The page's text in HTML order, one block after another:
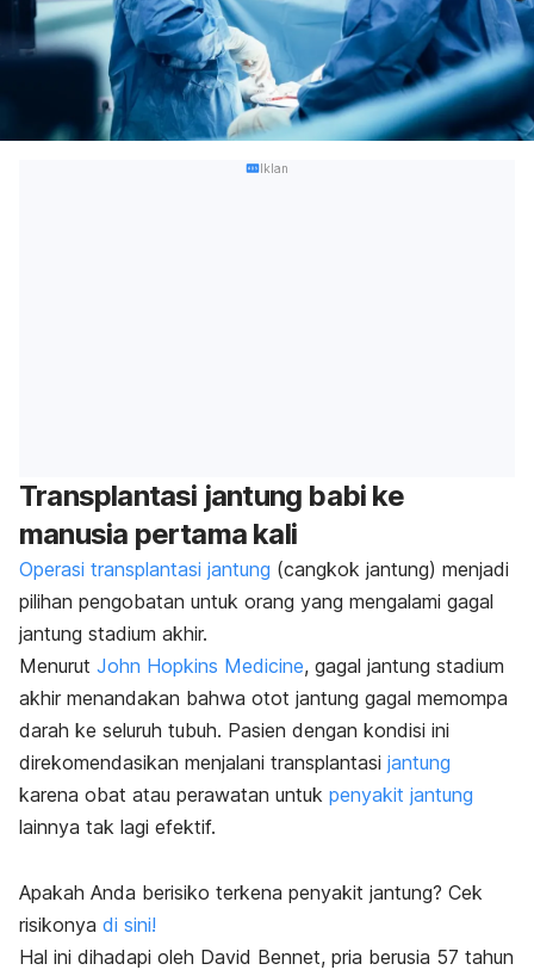
Iklan
Transplantasi jantung babi ke
manusia pertama kali
Operasi transplantasi jantung (cangkok jantung) menjadi
pilihan pengobatan untuk orang yang mengalami gagal
jantung stadium akhir.
Menurut John Hopkins Medicine, gagal jantung stadium
akhir menandakan bahwa otot jantung gagal memompa
darah ke seluruh tubuh. Pasien dengan kondisi ini
direkomendasikan menjalani transplantasi jantung
karena obat atau perawatan untuk penyakit jantung
lainnya tak lagi efektif.
Apakah Anda berisiko terkena penyakit jantung? Cek
risikonya di sini!
Hal ini dihadapi oleh David Bennet, pria berusia 57 tahun